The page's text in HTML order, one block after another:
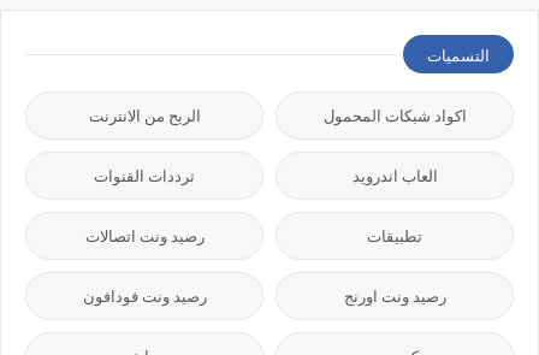
التسميات
اكواد شبكات المحمول الربح من الانترنت
العاب اندرويد ترددات القنوات
تطبيقات رصيد ونت اتصالات
رصيد ونت اورنج رصيد ونت فودافون